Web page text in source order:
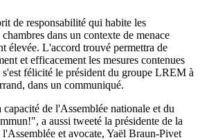
de responsabilité qui habite les
dans un contexte de menace
élevée. L'accord trouvé permettra de
et efficacement les mesures contenues
félicité le président du groupe LREM à
dans un communiqué.
de l'Assemblée nationale et du
a aussi tweeté la présidente de la
et avocate, Yaël Braun-Pivet